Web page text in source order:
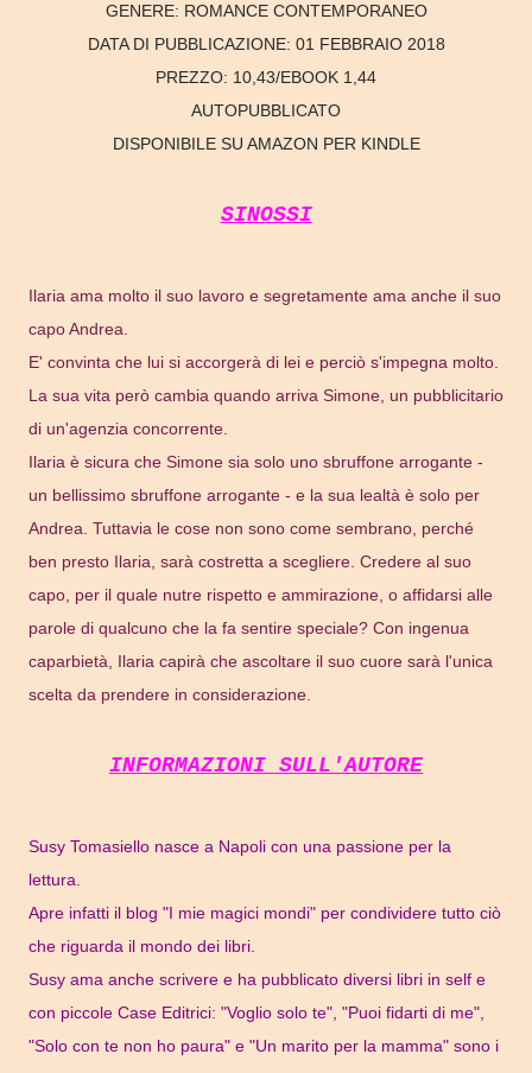
GENERE: ROMANCE CONTEMPORANEO
DATA DI PUBBLICAZIONE: 01 FEBBRAIO 2018
PREZZO: 10,43/EBOOK 1,44
AUTOPUBBLICATO
DISPONIBILE SU AMAZON PER KINDLE
SINOSSI
Ilaria ama molto il suo lavoro e segretamente ama anche il suo
capo Andrea.
E' convinta che lui si accorgerà di lei e perciò s'impegna molto.
La sua vita però cambia quando arriva Simone, un pubblicitario
di un'agenzia concorrente.
Ilaria è sicura che Simone sia solo uno sbruffone arrogante -
un bellissimo sbruffone arrogante - e la sua lealtà è solo per
Andrea. Tuttavia le cose non sono come sembrano, perché
ben presto Ilaria, sarà costretta a scegliere. Credere al suo
capo, per il quale nutre rispetto e ammirazione, o affidarsi alle
parole di qualcuno che la fa sentire speciale? Con ingenua
caparbietà, Ilaria capirà che ascoltare il suo cuore sarà l'unica
scelta da prendere in considerazione.
INFORMAZIONI SULL'AUTORE
Susy Tomasiello nasce a Napoli con una passione per la
lettura.
Apre infatti il blog "I mie magici mondi" per condividere tutto ciò
che riguarda il mondo dei libri.
Susy ama anche scrivere e ha pubblicato diversi libri in self e
con piccole Case Editrici: "Voglio solo te", "Puoi fidarti di me",
"Solo con te non ho paura" e "Un marito per la mamma" sono i